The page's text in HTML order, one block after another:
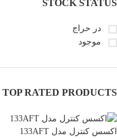
STOCK STATUS
در حراج
موجود
TOP RATED PRODUCTS
اکسس کنترل مدل 133AFT